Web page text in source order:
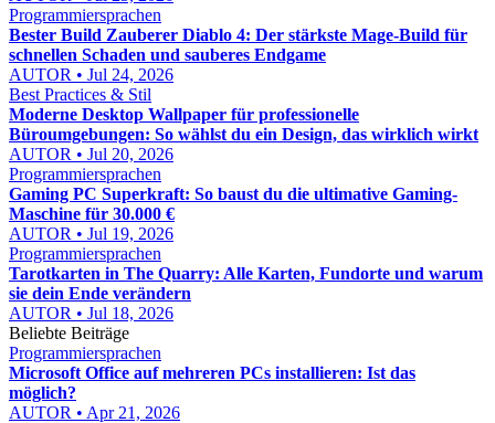
Programmiersprachen
Bester Build Zauberer Diablo 4: Der stärkste Mage-Build für
schnellen Schaden und sauberes Endgame
AUTOR • Jul 24, 2026
Best Practices & Stil
Moderne Desktop Wallpaper für professionelle
Büroumgebungen: So wählst du ein Design, das wirklich wirkt
AUTOR • Jul 20, 2026
Programmiersprachen
Gaming PC Superkraft: So baust du die ultimative Gaming-
Maschine für 30.000 €
AUTOR • Jul 19, 2026
Programmiersprachen
Tarotkarten in The Quarry: Alle Karten, Fundorte und warum
sie dein Ende verändern
AUTOR • Jul 18, 2026
Beliebte Beiträge
Programmiersprachen
Microsoft Office auf mehreren PCs installieren: Ist das
möglich?
AUTOR • Apr 21, 2026